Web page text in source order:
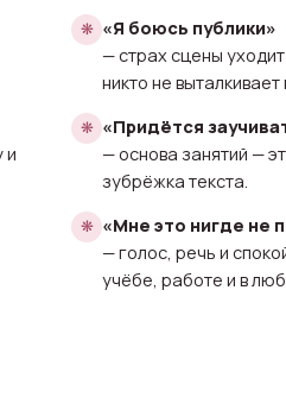
«Я боюсь публики»
— страх сцены
никто не
и
«Придётся
— основа занятий —
зубрёжка текста.
«Мне это нигде не
— голос, речь и
учёбе, работе и в